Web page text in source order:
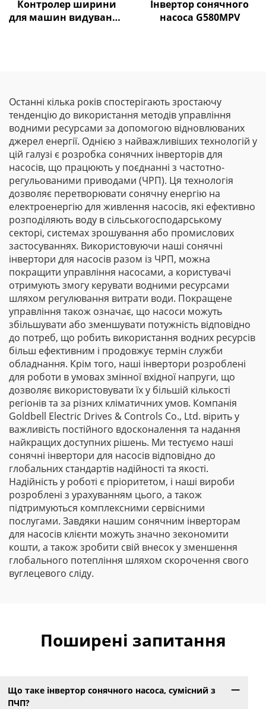
Контролер ширини
для машин видування
Інвертор сонячного
насоса G580MPV
Останні кілька років спостерігають зростаючу
тенденцію до використання методів управління
водними ресурсами за допомогою відновлюваних
джерел енергії. Однією з найважливіших технологій у
цій галузі є розробка сонячних інверторів для
насосів, що працюють у поєднанні з частотно-
регульованими приводами (ЧРП). Ця технологія
дозволяє перетворювати сонячну енергію на
електроенергію для живлення насосів, які ефективно
розподіляють воду в сільськогосподарському
секторі, системах зрошування або промислових
застосуваннях. Використовуючи наші сонячні
інвертори для насосів разом із ЧРП, можна
покращити управління насосами, а користувачі
отримують змогу керувати водними ресурсами
шляхом регулювання витрати води. Покращене
управління також означає, що насоси можуть
збільшувати або зменшувати потужність відповідно
до потреб, що робить використання водних ресурсів
більш ефективним і продовжує термін служби
обладнання. Крім того, наші інвертори розроблені
для роботи в умовах змінної вхідної напруги, що
дозволяє використовувати їх у більшій кількості
регіонів та за різних кліматичних умов. Компанія
Goldbell Electric Drives & Controls Co., Ltd. вірить у
важливість постійного вдосконалення та надання
найкращих доступних рішень. Ми тестуємо наші
сонячні інвертори для насосів відповідно до
глобальних стандартів надійності та якості.
Надійність у роботі є пріоритетом, і наші вироби
розроблені з урахуванням цього, а також
підтримуються комплексними сервісними
послугами. Завдяки нашим сонячним інверторам
для насосів клієнти можуть значно зекономити
кошти, а також зробити свій внесок у зменшення
глобального потепління шляхом скорочення свого
вуглецевого сліду.
Поширені запитання
Що таке інвертор сонячного насоса, сумісний з
ПЧП?